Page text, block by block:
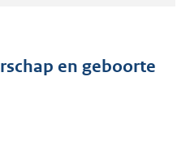
s
en geboorte